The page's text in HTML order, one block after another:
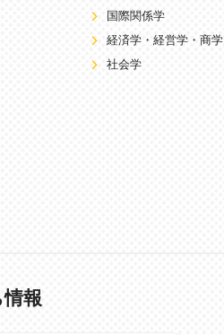
国際関係学
経済学・経営学・商学
社会学
報